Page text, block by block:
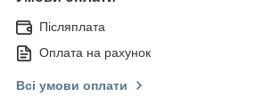
Післяплата
Оплата на рахунок
Всі умови оплати